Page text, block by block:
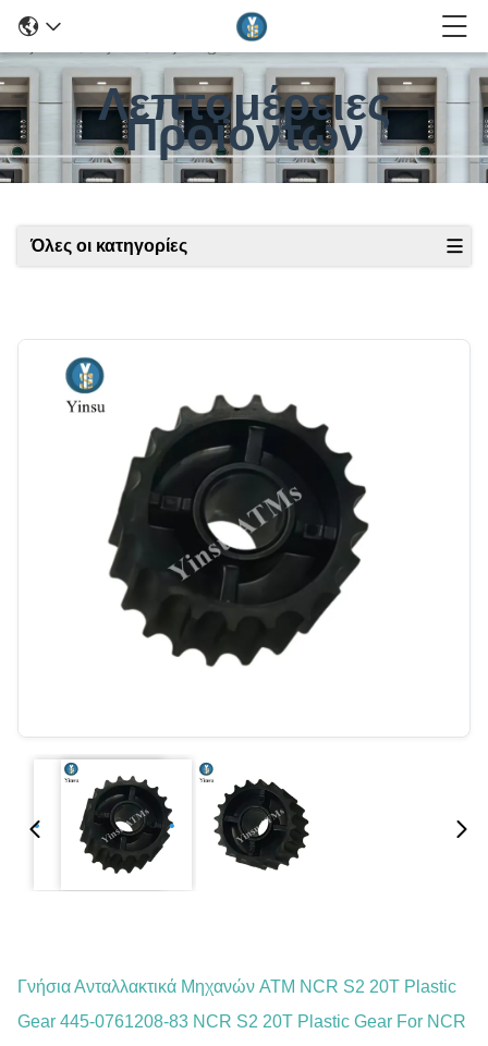
Λεπτομέρειες
Προϊόντων
Όλες οι κατηγορίες
Γνήσια Ανταλλακτικά Μηχανών ATM NCR S2 20T Plastic
Gear 445-0761208-83 NCR S2 20T Plastic Gear For NCR